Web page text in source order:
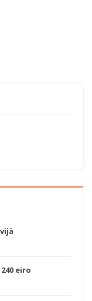
eiro